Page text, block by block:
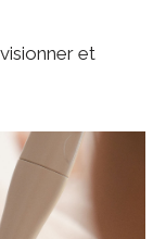
et